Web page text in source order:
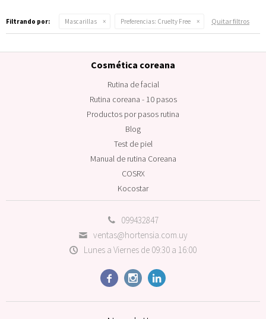
Filtrando por: Mascarillas Preferencias: Cruelty Free Quitar filtros
099432847
ventas@hortensia.com.uy
Lunes a Viernes de 09:30 a 16:00
  
Cosmética coreana
Rutina de facial
Rutina coreana - 10 pasos
Productos por pasos rutina
Blog
Test de piel
Manual de rutina Coreana
COSRX
Kocostar